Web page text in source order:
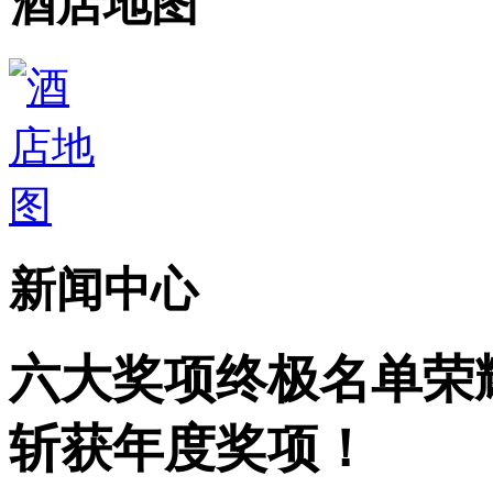
新闻中心
六大奖项终极名单
斩获年度奖项！